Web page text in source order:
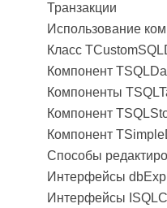
Транзакции
Использование
Класс
Компонент
Компоненты
Компонент
Компонент
Способы
Интерфейсы
Интерфейсы